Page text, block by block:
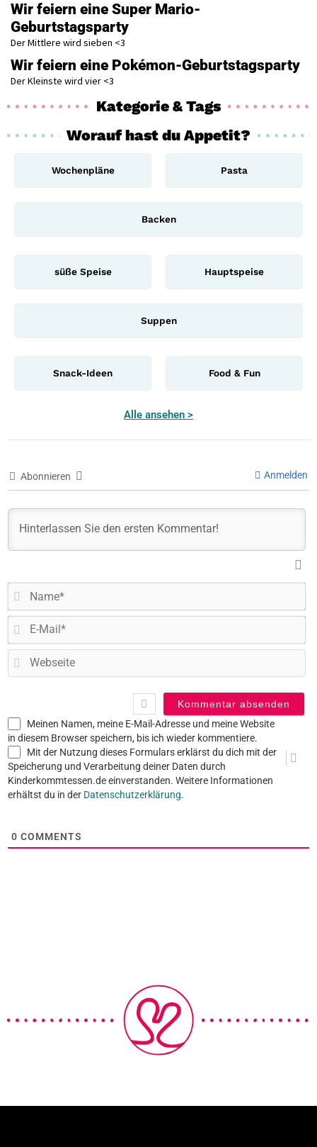
Wir feiern eine Super Mario-
Geburtstagsparty
Der Mittlere wird sieben <3
Wir feiern eine Pokémon-Geburtstagsparty
Der Kleinste wird vier <3
Kategorie & Tags
Worauf hast du Appetit?
Wochenpläne Pasta
Backen
süße Speise Hauptspeise
Suppen
Snack-Ideen Food & Fun
Alle ansehen >
Abonnieren Anmelden
E-
Meinen Namen, meine E-Mail-Adresse und meine Website
in diesem Browser speichern, bis ich wieder kommentiere.
Mit der Nutzung dieses Formulars erklärst du dich mit der
Speicherung und Verarbeitung deiner Daten durch
Kinderkommtessen.de einverstanden. Weitere Informationen
erhältst du in der Datenschutzerklärung.
0 COMMENTS